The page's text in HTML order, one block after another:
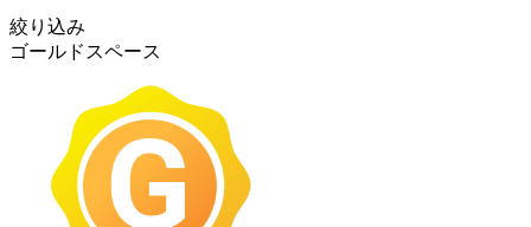
絞り込み
ゴールドスペース